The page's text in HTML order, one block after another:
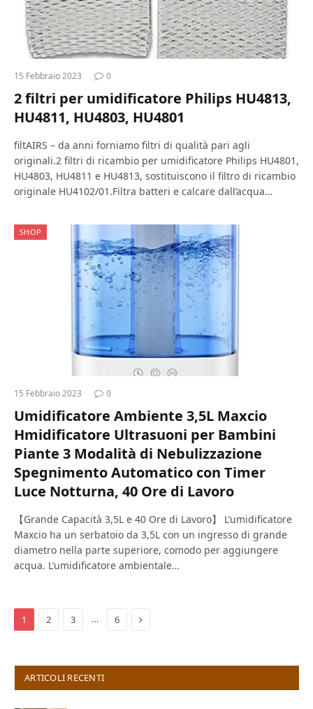
15 Febbraio 2023 0
2 filtri per umidificatore Philips HU4813,
HU4811, HU4803, HU4801
filtAIRS – da anni forniamo filtri di qualità pari agli
originali.2 filtri di ricambio per umidificatore Philips HU4801,
HU4803, HU4811 e HU4813, sostituiscono il filtro di ricambio
originale HU4102/01.Filtra batteri e calcare dall’acqua…
SHOP
15 Febbraio 2023 0
Umidificatore Ambiente 3,5L Maxcio
Hmidificatore Ultrasuoni per Bambini
Piante 3 Modalità di Nebulizzazione
Spegnimento Automatico con Timer
Luce Notturna, 40 Ore di Lavoro
【Grande Capacità 3,5L e 40 Ore di Lavoro】 L’umidificatore
Maxcio ha un serbatoio da 3,5L con un ingresso di grande
diametro nella parte superiore, comodo per aggiungere
acqua. L’umidificatore ambientale…
1 2 3 … 6 Next
ARTICOLI RECENTI